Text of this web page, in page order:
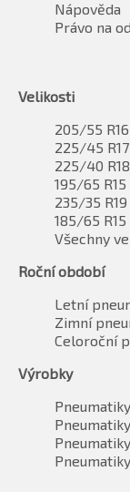
Nápověda
Právo na
Velikosti
205/55 R16
225/45 R17
225/40 R18
195/65 R15
235/35 R19
185/65 R15
Všechny
Roční období
Letní
Zimní
Celoroční
Výrobky